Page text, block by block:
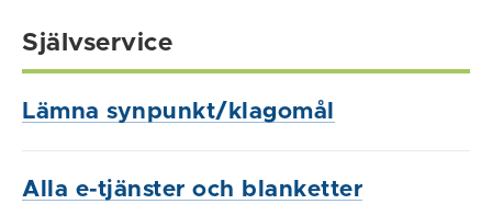
Självservice
Lämna synpunkt/klagomål
Alla e-tjänster och blanketter